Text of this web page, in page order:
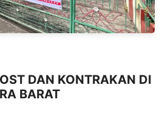
DAN KONTRAKAN DI
BARAT